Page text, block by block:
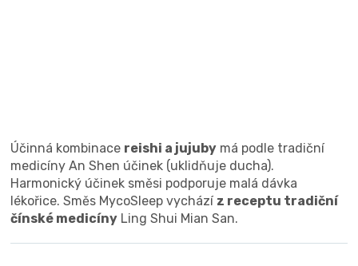
Účinná kombinace reishi a jujuby má podle tradiční
medicíny An Shen účinek (uklidňuje ducha).
Harmonický účinek směsi podporuje malá dávka
lékořice. Směs MycoSleep vychází z receptu tradiční
čínské medicíny Ling Shui Mian San.